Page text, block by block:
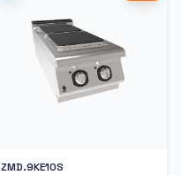
ZMD.9KE10S